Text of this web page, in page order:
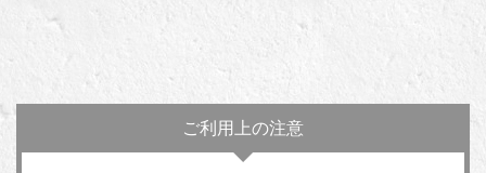
ご利用上の注意